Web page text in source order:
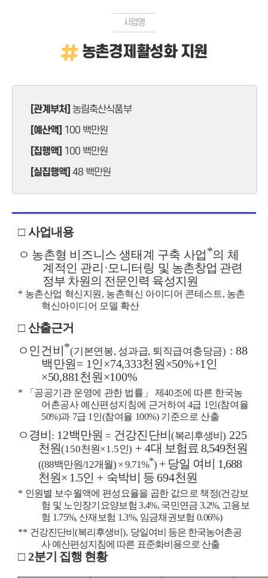
사업명
농촌경제활성화 지원
[관계부처] 농림축산식품부
[예산액] 100 백만원
[집행액] 100 백만원
[실집행액]48 백만원
□ 사업내용
ㅇ 농촌형 비즈니스 생태계 구축 사업*의 체
계적인 관리 ·모니터링 및 농촌창업 관련
정부 차원의 전문인력 육성지원
* 농촌산업 혁신지원 , 농촌혁신 아이디어 콘테스트, 농촌
혁신아이디어 모델 확산
□ 산출근거
ㅇ 인건비 *(기본연봉, 성과급, 퇴직급여충당금) : 88
백만원= 1인×74,333천원×50%+1인
×50,881천원×100%
* 「 공공기관 운영에 관한 법률 」 제40조에 따른 한국농
어촌공사 예산편성지침에 근거하여 4급 1인(참여율
50%)과 7급 1인(참여율 100%) 기준으로 산출
ㅇ경비 : 12백만원 = 건강진단비 (복리후생비 ) 225
천원(150천원×1.5인) + 4대 보험료8,549천원
((88백만원/12개월) × 9.71%*) + 당일 여비 1,688
천원× 1.5인 + 숙박비 등694천원
* 인원별 보수월액에 편성요율을 곱한 값으로 책정(건강보
험 및 노인장기요양보험3.4%, 국민연금3.2%, 고용보
험 1.75%,산재보험 1.3%, 임금채권보험0.06%)
** 건강진단비 (복리후생비 ), 당일여비 등은 한국농어촌공
사 예산편성지침에 따른 표준화비용으로 산출
□ 2분기 집행 현황